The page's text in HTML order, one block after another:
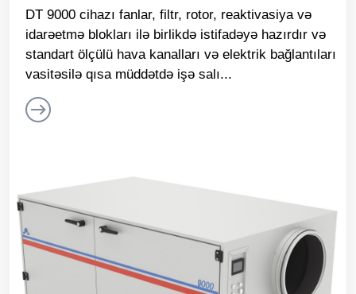
DT 9000 cihazı fanlar, filtr, rotor, reaktivasiya və
idarəetmə blokları ilə birlikdə istifadəyə hazırdır və
standart ölçülü hava kanalları və elektrik bağlantıları
vasitəsilə qısa müddətdə işə salı...